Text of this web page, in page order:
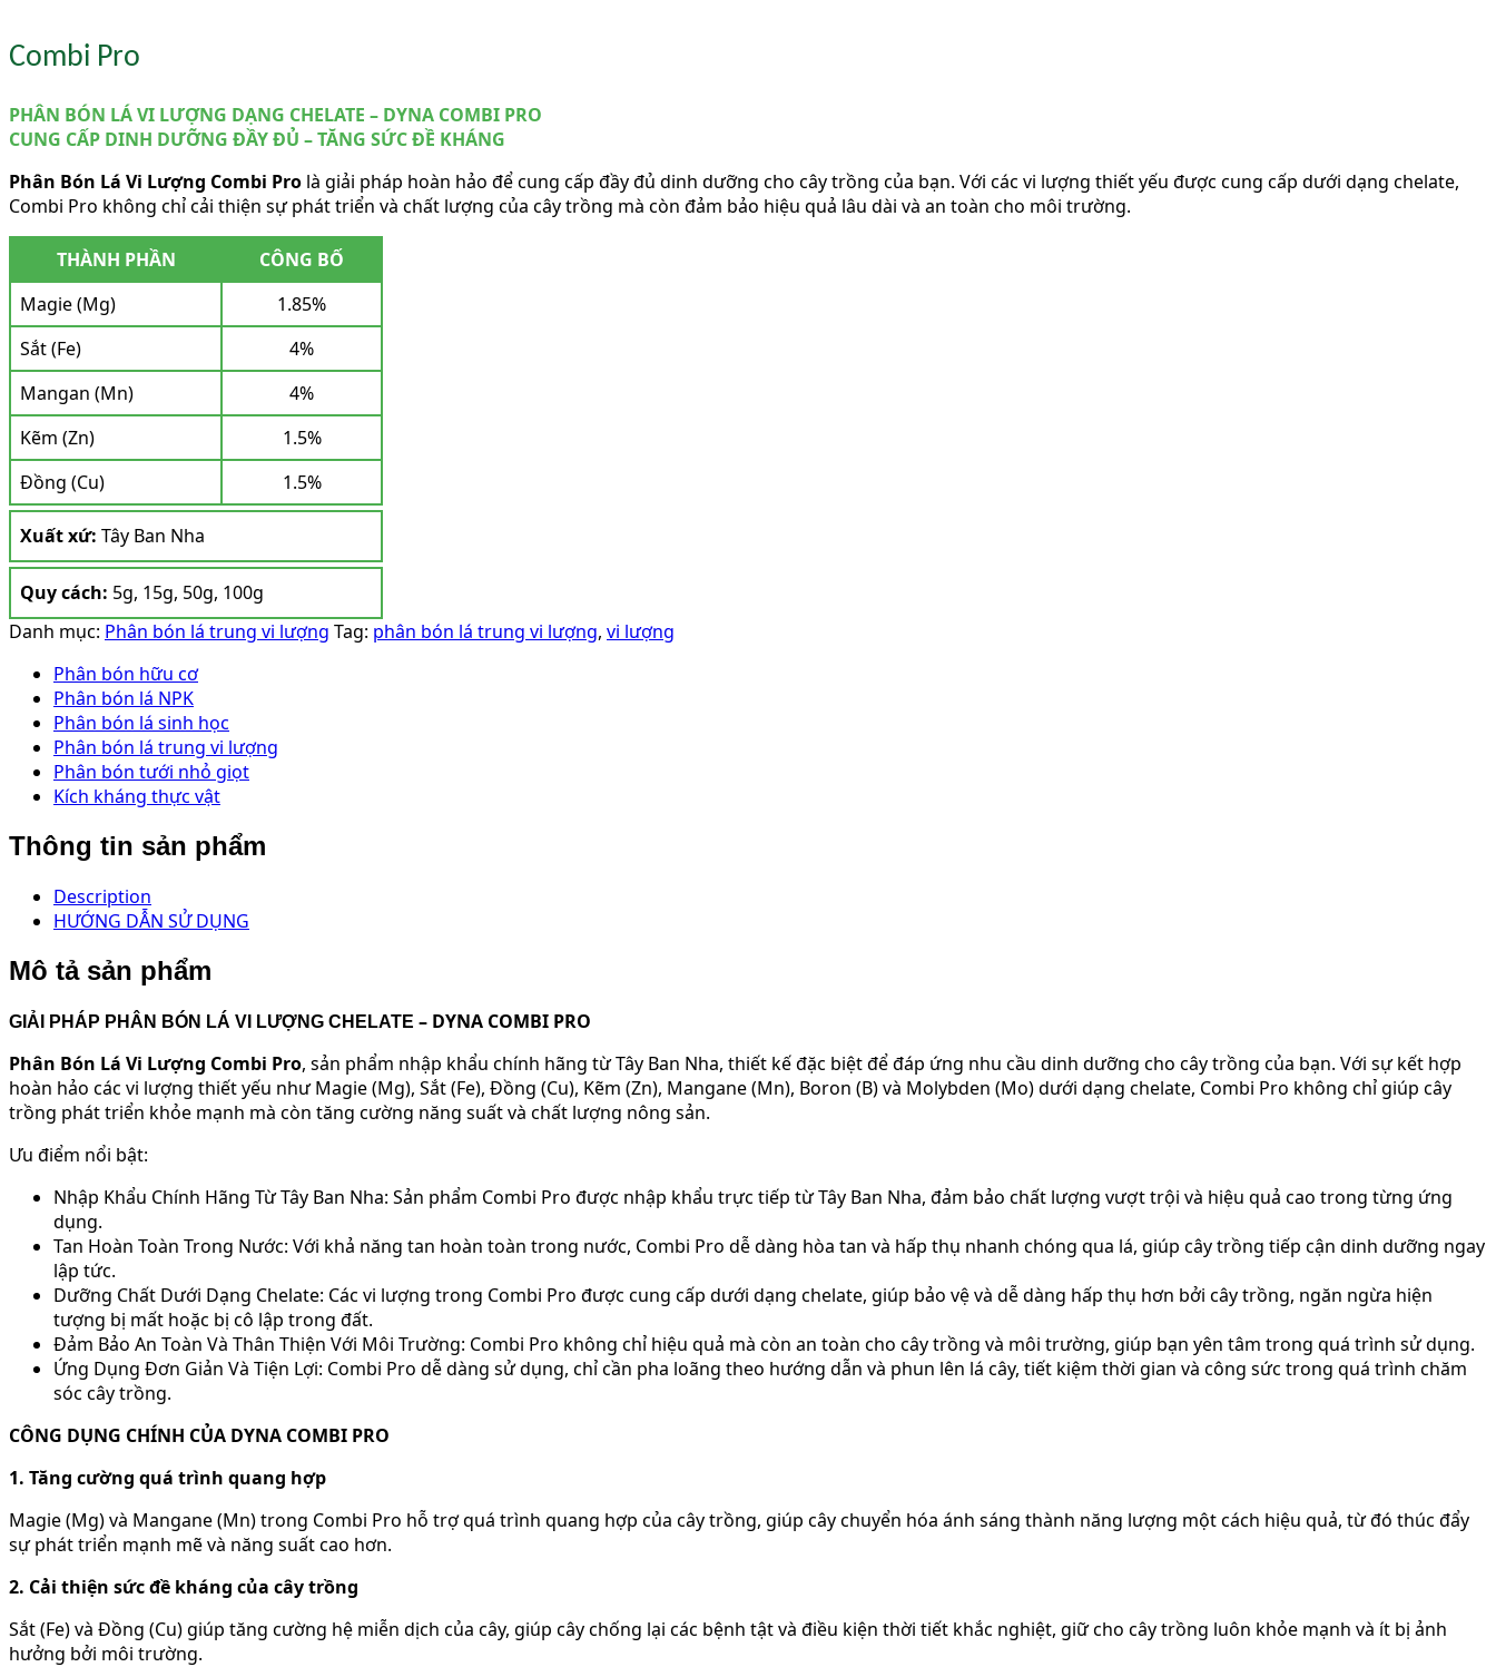
Combi Pro
PHÂN BÓN LÁ VI LƯỢNG DẠNG CHELATE – DYNA COMBI PRO
CUNG CẤP DINH DƯỠNG ĐẦY ĐỦ – TĂNG SỨC ĐỀ KHÁNG
Phân Bón Lá Vi Lượng Combi Pro là giải pháp hoàn hảo để cung cấp đầy đủ dinh dưỡng cho cây trồng của bạn. Với các vi lượng thiết yếu được cung cấp dưới dạng chelate,
Combi Pro không chỉ cải thiện sự phát triển và chất lượng của cây trồng mà còn đảm bảo hiệu quả lâu dài và an toàn cho môi trường.
THÀNH PHẦN
CÔNG BỐ
Magie (Mg)
1.85%
Sắt (Fe)
4%
Mangan (Mn)
4%
Kẽm (Zn)
1.5%
Đồng (Cu)
1.5%
Xuất xứ: Tây Ban Nha
Quy cách: 5g, 15g, 50g, 100g
Danh mục: Phân bón lá trung vi lượng Tag: phân bón lá trung vi lượng, vi lượng
Phân bón hữu cơ
Phân bón lá NPK
Phân bón lá sinh học
Phân bón lá trung vi lượng
Phân bón tưới nhỏ giọt
Kích kháng thực vật
Thông tin sản phẩm
Description
HƯỚNG DẪN SỬ DỤNG
Mô tả sản phẩm
GIẢI PHÁP PHÂN BÓN LÁ VI LƯỢNG CHELATE – DYNA COMBI PRO
Phân Bón Lá Vi Lượng Combi Pro, sản phẩm nhập khẩu chính hãng từ Tây Ban Nha, thiết kế đặc biệt để đáp ứng nhu cầu dinh dưỡng cho cây trồng của bạn. Với sự kết hợp
hoàn hảo các vi lượng thiết yếu như Magie (Mg), Sắt (Fe), Đồng (Cu), Kẽm (Zn), Mangane (Mn), Boron (B) và Molybden (Mo) dưới dạng chelate, Combi Pro không chỉ giúp cây
trồng phát triển khỏe mạnh mà còn tăng cường năng suất và chất lượng nông sản.
Ưu điểm nổi bật:
Nhập Khẩu Chính Hãng Từ Tây Ban Nha: Sản phẩm Combi Pro được nhập khẩu trực tiếp từ Tây Ban Nha, đảm bảo chất lượng vượt trội và hiệu quả cao trong từng ứng
dụng.
Tan Hoàn Toàn Trong Nước: Với khả năng tan hoàn toàn trong nước, Combi Pro dễ dàng hòa tan và hấp thụ nhanh chóng qua lá, giúp cây trồng tiếp cận dinh dưỡng ngay
lập tức.
Dưỡng Chất Dưới Dạng Chelate: Các vi lượng trong Combi Pro được cung cấp dưới dạng chelate, giúp bảo vệ và dễ dàng hấp thụ hơn bởi cây trồng, ngăn ngừa hiện
tượng bị mất hoặc bị cô lập trong đất.
Đảm Bảo An Toàn Và Thân Thiện Với Môi Trường: Combi Pro không chỉ hiệu quả mà còn an toàn cho cây trồng và môi trường, giúp bạn yên tâm trong quá trình sử dụng.
Ứng Dụng Đơn Giản Và Tiện Lợi: Combi Pro dễ dàng sử dụng, chỉ cần pha loãng theo hướng dẫn và phun lên lá cây, tiết kiệm thời gian và công sức trong quá trình chăm
sóc cây trồng.
CÔNG DỤNG CHÍNH CỦA DYNA COMBI PRO
1. Tăng cường quá trình quang hợp
Magie (Mg) và Mangane (Mn) trong Combi Pro hỗ trợ quá trình quang hợp của cây trồng, giúp cây chuyển hóa ánh sáng thành năng lượng một cách hiệu quả, từ đó thúc đẩy
sự phát triển mạnh mẽ và năng suất cao hơn.
2. Cải thiện sức đề kháng của cây trồng
Sắt (Fe) và Đồng (Cu) giúp tăng cường hệ miễn dịch của cây, giúp cây chống lại các bệnh tật và điều kiện thời tiết khắc nghiệt, giữ cho cây trồng luôn khỏe mạnh và ít bị ảnh
hưởng bởi môi trường.